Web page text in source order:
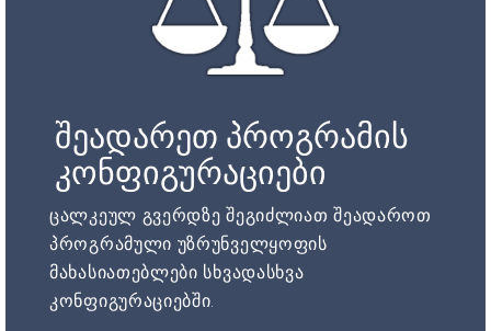
შეადარეთ პროგრამის
კონფიგურაციები
ცალკეულ გვერდზე შეგიძლიათ შეადაროთ
პროგრამული უზრუნველყოფის
მახასიათებლები სხვადასხვა
კონფიგურაციებში.